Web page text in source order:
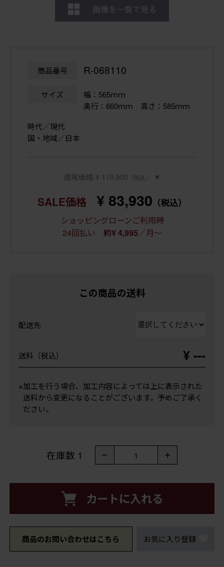
画像を一覧で見る
商品番号 R-068110
サイズ
幅：565ｍｍ
奥行：660ｍｍ 高さ：585ｍｍ
時代／現代
国・地域／日本
通常価格 ¥ 119,900 （税込） ▼
SALE価格 ¥ 83,930 （税込）
ショッピングローンご利用時
24回払い 約¥ 4,995／月～
この商品の送料
配送先
送料（税込） ¥ ---
※加工を行う場合、加工内容によっては上に表示された
送料から変更になることがございます。予めご了承く
ださい。
在庫数 1 － 1 ＋
カートに入れる
商品のお問い合わせはこちら お気に入り登録